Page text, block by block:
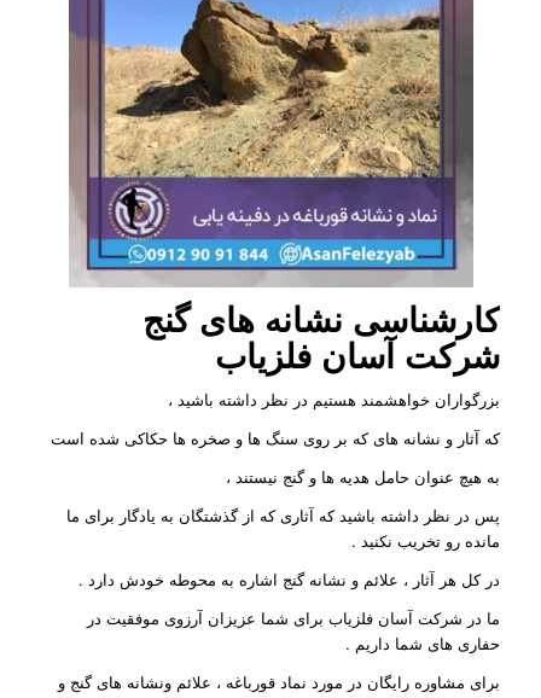
کارشناسی نشانه های گنج
شرکت آسان فلزیاب
بزرگواران خواهشمند هستیم در نظر داشته باشید ،
که آثار و نشانه های که بر روی سنگ ها و صخره ها حکاکی شده است
به هیچ عنوان حامل هدیه ها و گنج نیستند ،
پس در نظر داشته باشید که آثاری که از گذشتگان به یادگار برای ما
مانده رو تخریب نکنید .
در کل هر آثار ، علائم و نشانه گنج اشاره به محوطه خودش دارد .
ما در شرکت آسان فلزیاب برای شما عزیزان آرزوی موفقیت در
حفاری های شما داریم .
برای مشاوره رایگان در مورد نماد قورباغه ، علائم ونشانه های گنج و